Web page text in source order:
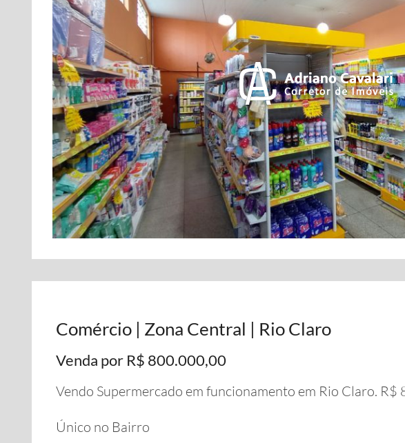
Comércio | Zona Central | Rio Claro
Venda por R$ 800.000,00
Vendo Supermercado em funcionamento em Rio Claro.
Único no Bairro